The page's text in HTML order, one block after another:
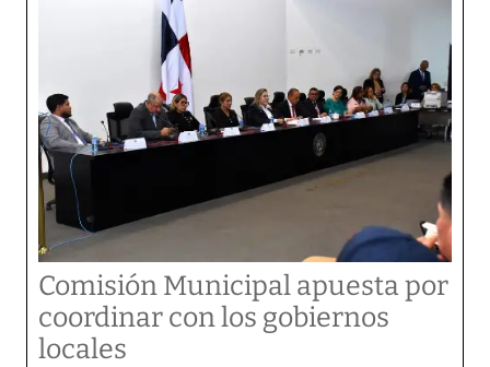
Comisión Municipal apuesta por
coordinar con los gobiernos
locales